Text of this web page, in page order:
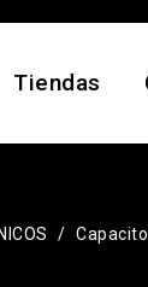
Tiendas